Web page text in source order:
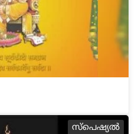
സ്പെഷ്യല്‍